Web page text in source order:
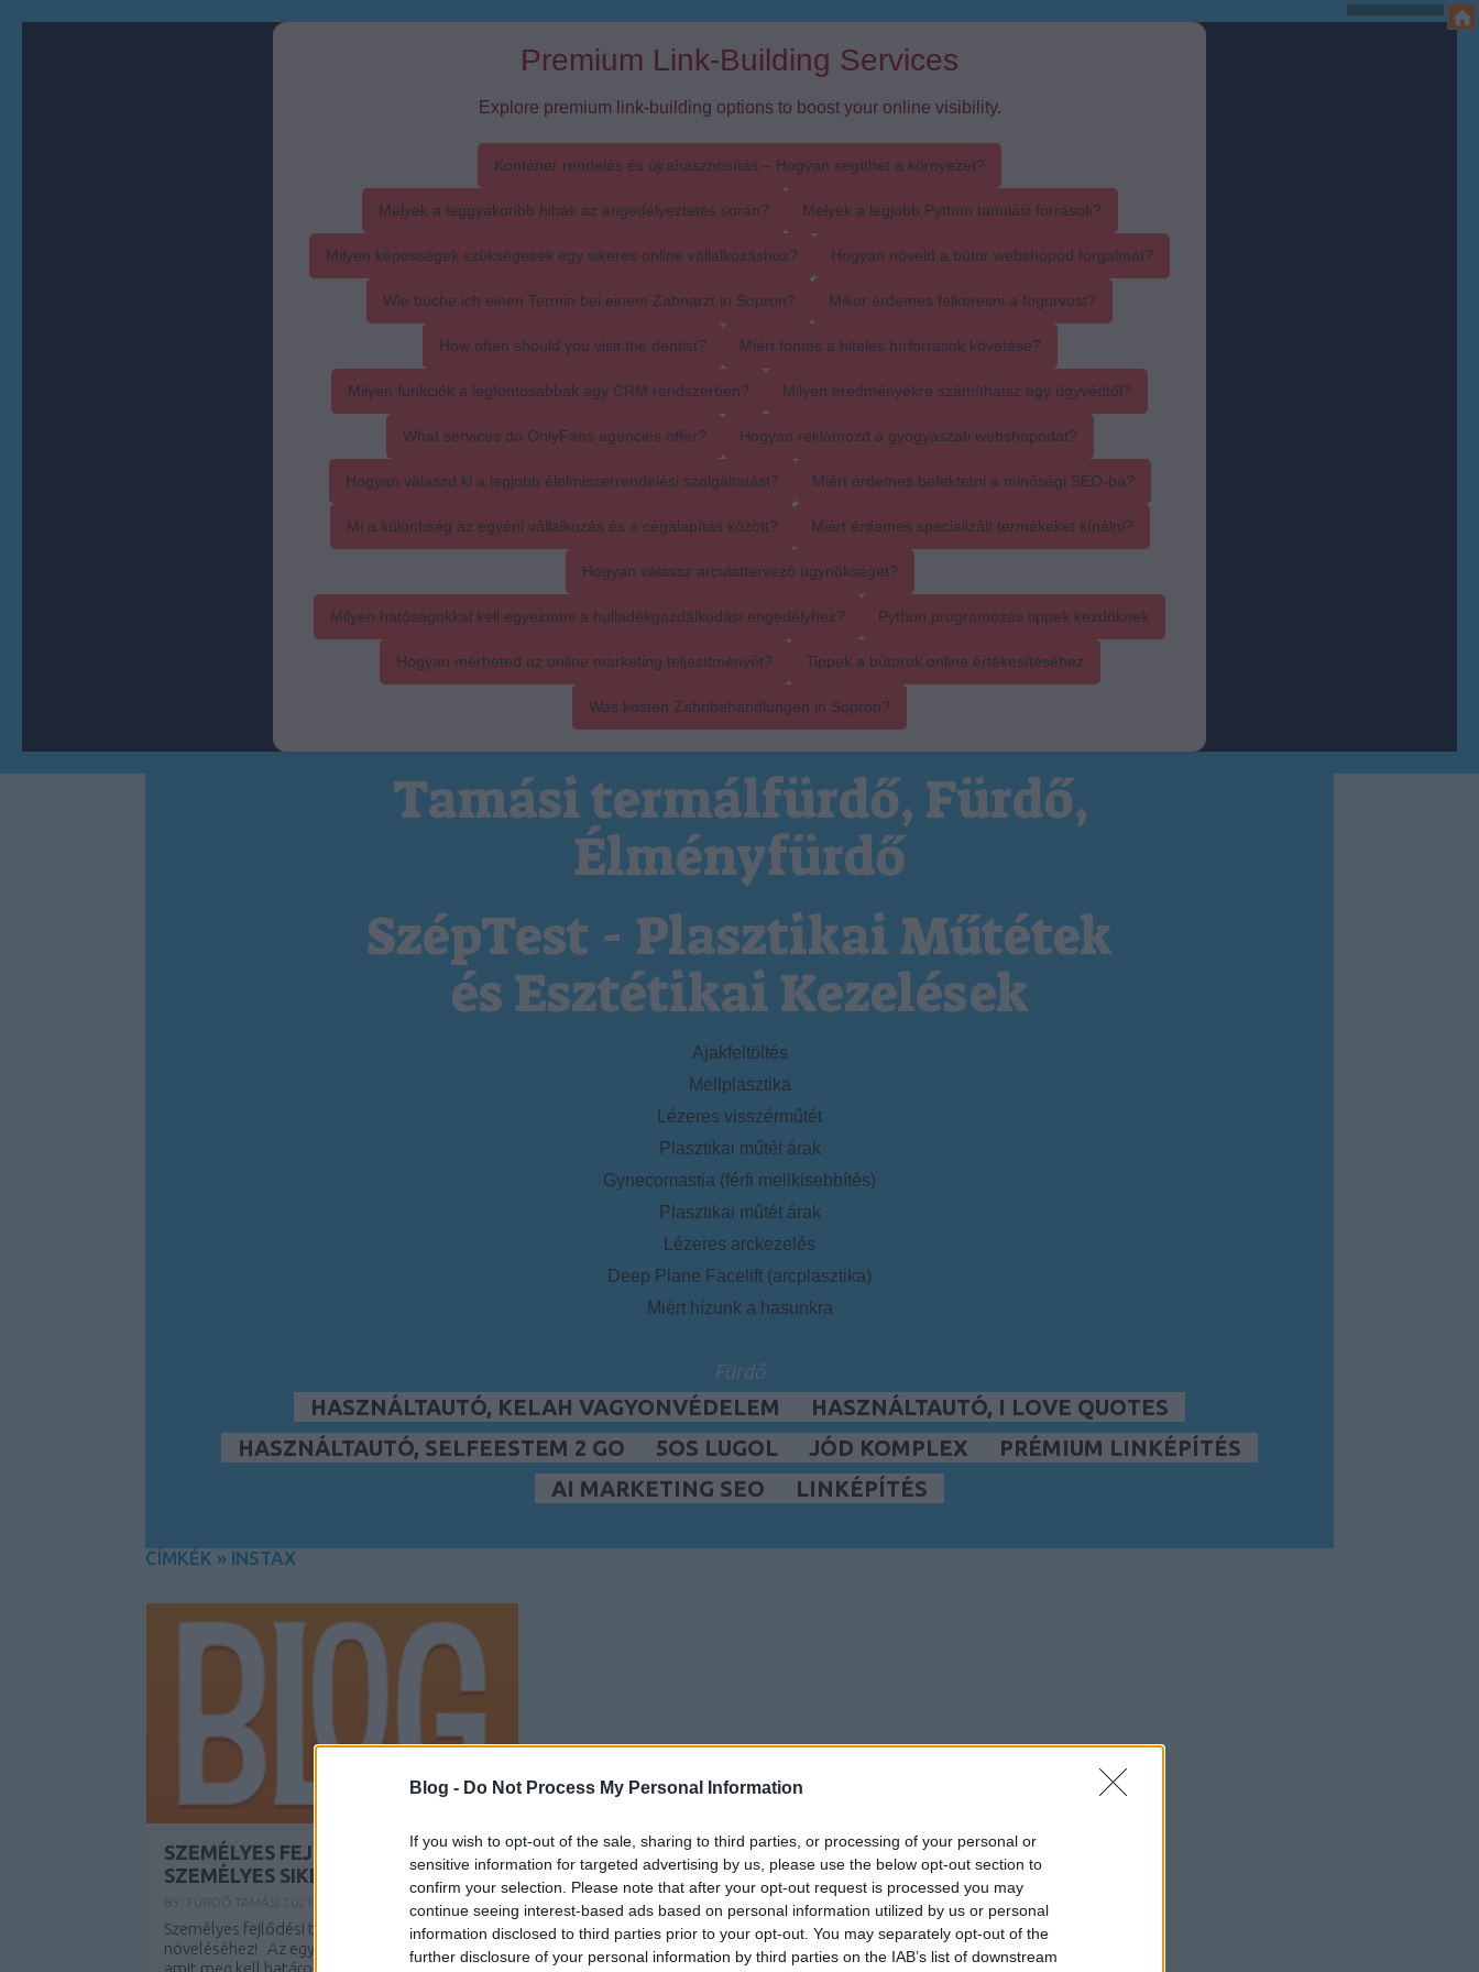
Blog - Do Not Process My Personal Information
If you wish to opt-out of the sale, sharing to third parties, or processing of your personal or
sensitive information for targeted advertising by us, please use the below opt-out section to
confirm your selection. Please note that after your opt-out request is processed you may
continue seeing interest-based ads based on personal information utilized by us or personal
information disclosed to third parties prior to your opt-out. You may separately opt-out of the
further disclosure of your personal information by third parties on the IAB’s list of downstream
Premium Link-Building Services
Explore premium link-building options to boost your online visibility.
Konténer rendelés és újrahasznosítás – Hogyan segíthet a környezet?
Melyek a leggyakoribb hibák az engedélyeztetés során? Melyek a legjobb Python tanulási források?
Milyen képességek szükségesek egy sikeres online vállalkozáshoz? Hogyan növeld a bútor webshopod forgalmát?
Wie buche ich einen Termin bei einem Zahnarzt in Sopron? Mikor érdemes felkeresni a fogorvost?
How often should you visit the dentist? Miért fontos a hiteles hírforrások követése?
Milyen funkciók a legfontosabbak egy CRM rendszerben? Milyen eredményekre számíthatsz egy ügyvédtől?
What services do OnlyFans agencies offer? Hogyan reklámozd a gyógyászati webshopodat?
Hogyan válaszd ki a legjobb élelmiszerrendelési szolgáltatást? Miért érdemes befektetni a minőségi SEO-ba?
Mi a különbség az egyéni vállalkozás és a cégalapítás között? Miért érdemes specializált termékeket kínálni?
Hogyan válassz arculattervező ügynökséget?
Milyen hatóságokkal kell egyeztetni a hulladékgazdálkodási engedélyhez? Python programozás tippek kezdőknek
Hogyan mérheted az online marketing teljesítményét? Tippek a bútorok online értékesítéséhez
Was kosten Zahnbehandlungen in Sopron?
Tamási termálfürdő, Fürdő,
Élményfürdő
SzépTest - Plasztikai Műtétek
és Esztétikai Kezelések
Ajakfeltöltés
Mellplasztika
Lézeres visszérműtét
Plasztikai műtét árak
Gynecomastia (férfi mellkisebbítés)
Plasztikai műtét árak
Lézeres arckezelés
Deep Plane Facelift (arcplasztika)
Miért hízunk a hasunkra
Fürdő
HASZNÁLTAUTÓ, KELAH VAGYONVÉDELEM
HASZNÁLTAUTÓ, I LOVE QUOTES
HASZNÁLTAUTÓ, SELFEESTEM 2 GO
5OS LUGOL JÓD KOMPLEX
PRÉMIUM LINKÉPÍTÉS
AI MARKETING SEO
LINKÉPÍTÉS
CÍMKÉK » INSTAX
SZEMÉLYES FEJLŐDÉSI TIPPEK A
SZEMÉLYES SIKER NÖVELÉSÉHEZ!
Személyes fejlődési tippek a személyes siker
növeléséhez! Az egyik legfontosabb dolog,
amit meg kell határoznod az önmagad jobbá